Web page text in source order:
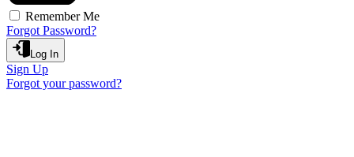
Remember Me
Forgot Password?
Log In
Sign Up
Forgot your password?